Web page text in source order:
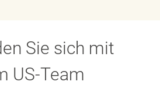
Sie sich mit
US-Team